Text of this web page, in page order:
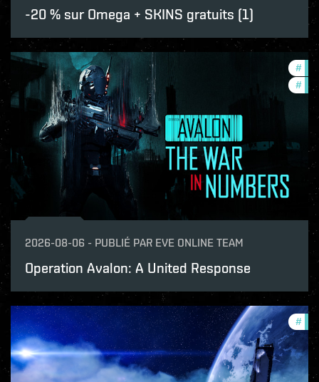
-20 % sur Omega + SKINS gratuits (1)
#
#
2026-08-06 - PUBLIÉ PAR EVE ONLINE TEAM
Operation Avalon: A United Response
#